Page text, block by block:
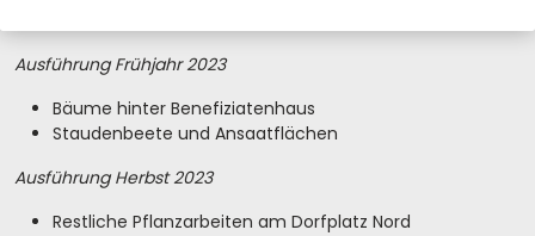
Ausführung Frühjahr 2023
Bäume hinter Benefiziatenhaus
Staudenbeete und Ansaatflächen
Ausführung Herbst 2023
Restliche Pflanzarbeiten am Dorfplatz Nord